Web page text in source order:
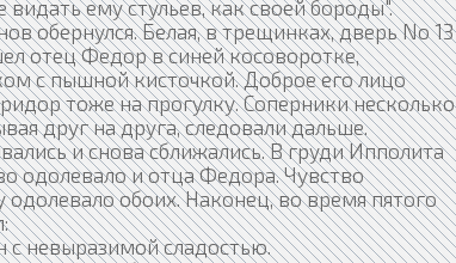
ему стульев, как своей бороды".
обернулся. Белая, в трещинках, дверь No 13
отец Федор в синей косоворотке,
с пышной кисточкой. Доброе его лицо
тоже на прогулку. Соперники несколько
друг на друга, следовали дальше.
и снова сближались. В груди Ипполита
одолевало и отца Федора. Чувство
обоих. Наконец, во время пятого
невыразимой сладостью.